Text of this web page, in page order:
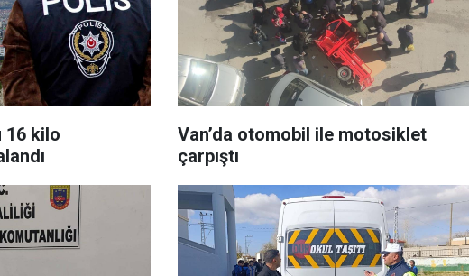
16 kilo
Van’da otomobil ile motosiklet
çarpıştı